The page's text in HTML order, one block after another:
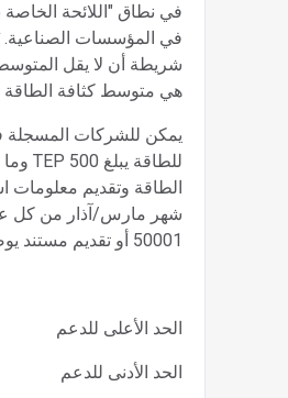
في المؤسسات الصناعية.
هي متوسط كثافة الطاقة
يمكن للشركات المسجلة
الطاقة وتقديم معلومات
50001 أو تقديم مستند يوضح أنه قد تم تقديم الطلب. يمكن تقديم الطلبات في أكتوبر/تشرين الأول من كل عام.
الحد الأعلى للدعم :1.000.000
الحد الأدنى